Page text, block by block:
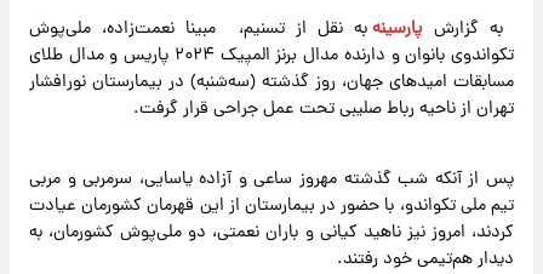
به گزارش پارسینهبه نقل از تسنیم، مبینا نعمت‌زاده، ملی‌پوش
تکواندوی بانوان و دارنده مدال برنز المپیک ۲۰۲۴ پاریس و مدال طلای
مسابقات امیدهای جهان، روز گذشته (سه‌شنبه) در بیمارستان نورافشار
تهران از ناحیه رباط صلیبی تحت عمل جراحی قرار گرفت.
پس از آنکه شب گذشته مهروز ساعی و آزاده یاسایی، سرمربی و مربی
تیم ملی تکواندو، با حضور در بیمارستان از این قهرمان کشورمان عیادت
کردند، امروز نیز ناهید کیانی و باران نعمتی، دو ملی‌پوش کشورمان، به
دیدار هم‌تیمی خود رفتند.